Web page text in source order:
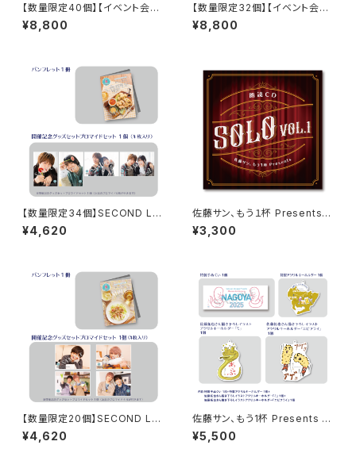
【数量限定40個】【イベント会場
特典付き】SECOND LINE Pre
sents みんなに会いに行くよ!
¥8,800
【数量限定32個】【イベント会場
特典付き】SECOND LINE Pre
sents みんなに会いに行くよ!
¥8,800
【数量限定34個】SECOND LIN
E Presents みんなに会いに行
くよ! 第30回 in 静岡 開催記念
¥4,620
佐藤サン、もう１杯 Presents
朗読CD SOLO Vol.1
¥3,300
【数量限定20個】SECOND LIN
E Presents みんなに会いに行
くよ! 第13回 in 静岡 開催記念
¥4,620
佐藤サン、もう1杯 Presents み
んなに会いに行くよ！IN 名古屋
グッズセット
¥5,500